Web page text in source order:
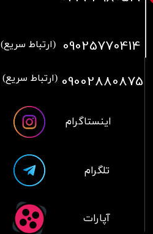
09025770414 (ارتباط سریع)
09002880875 (ارتباط سریع)
آپارات
تلگرام
اینستاگرام